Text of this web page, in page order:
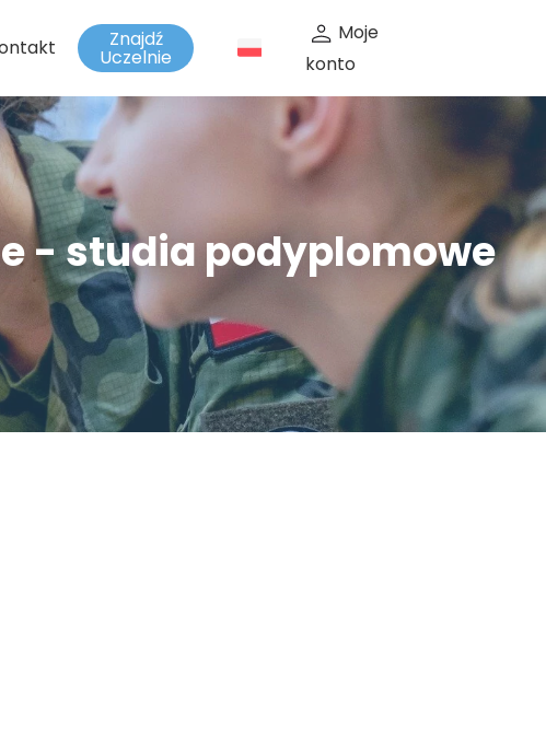
Znajdź
Uczelnie
Moje
konto
- studia podyplomowe